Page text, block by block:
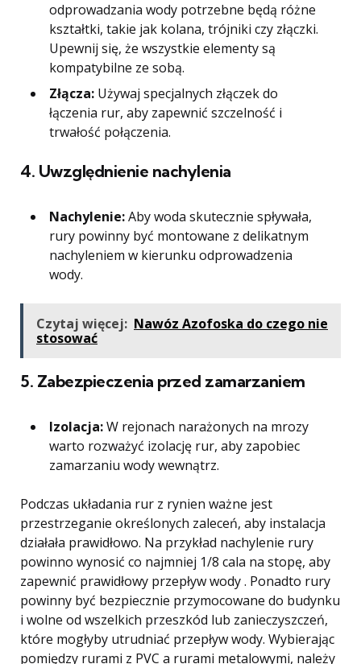
odprowadzania wody potrzebne będą różne
kształtki, takie jak kolana, trójniki czy złączki.
Upewnij się, że wszystkie elementy są
kompatybilne ze sobą.
Złącza: Używaj specjalnych złączek do
łączenia rur, aby zapewnić szczelność i
trwałość połączenia.
4. Uwzględnienie nachylenia
Nachylenie:Aby woda skutecznie spływała,
rury powinny być montowane z delikatnym
nachyleniem w kierunku odprowadzenia
wody.
Czytaj więcej: Nawóz Azofoska do czego nie
stosować
5. Zabezpieczenia przed zamarzaniem
Izolacja:W rejonach narażonych na mrozy
warto rozważyć izolację rur, aby zapobiec
zamarzaniu wody wewnątrz.
Podczas układania rur z rynien ważne jest
przestrzeganie określonych zaleceń, aby instalacja
działała prawidłowo. Na przykład nachylenie rury
powinno wynosić co najmniej 1/8 cala na stopę, aby
zapewnić prawidłowy przepływ wody . Ponadto rury
powinny być bezpiecznie przymocowane do budynku
i wolne od wszelkich przeszkód lub zanieczyszczeń,
które mogłyby utrudniać przepływ wody. Wybierając
pomiędzy rurami z PVC a rurami metalowymi, należy